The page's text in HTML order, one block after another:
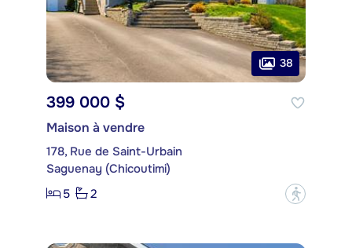
38
399 000 $
Maison à vendre
178, Rue de Saint-Urbain
Saguenay (Chicoutimi)
5
2 ?